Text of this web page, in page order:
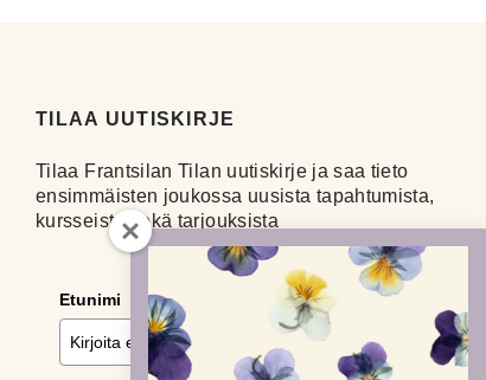
TILAA UUTISKIRJE
Tilaa Frantsilan Tilan uutiskirje ja saa tieto
ensimmäisten joukossa uusista tapahtumista,
kursseista sekä tarjouksista
Etunimi